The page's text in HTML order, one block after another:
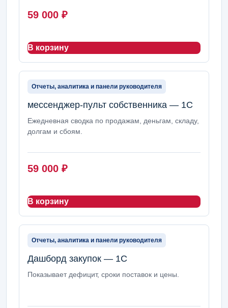
59 000 ₽
В корзину
Отчеты, аналитика и панели руководителя
мессенджер-пульт собственника — 1С
Ежедневная сводка по продажам, деньгам, складу,
долгам и сбоям.
59 000 ₽
В корзину
Отчеты, аналитика и панели руководителя
Дашборд закупок — 1С
Показывает дефицит, сроки поставок и цены.